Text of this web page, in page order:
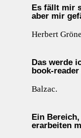
Es fällt mir
aber mir
Herbert
Das werde
book-
Balzac.
Ein
erarbeiten